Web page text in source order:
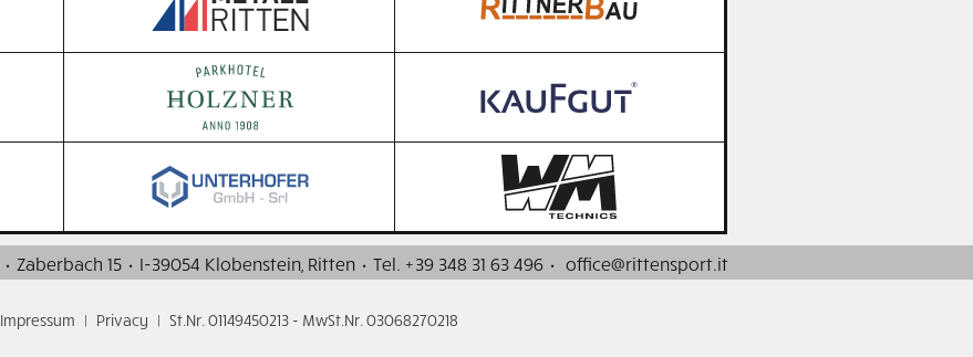
· Zaberbach 15 · I-39054 Klobenstein, Ritten · Tel. +39 348 31 63 496 · office@rittensport.it
Impressum | Privacy | St.Nr. 01149450213 - MwSt.Nr. 03068270218